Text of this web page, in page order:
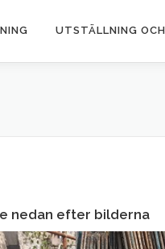
UTSTÄLLNING
nedan efter bilderna